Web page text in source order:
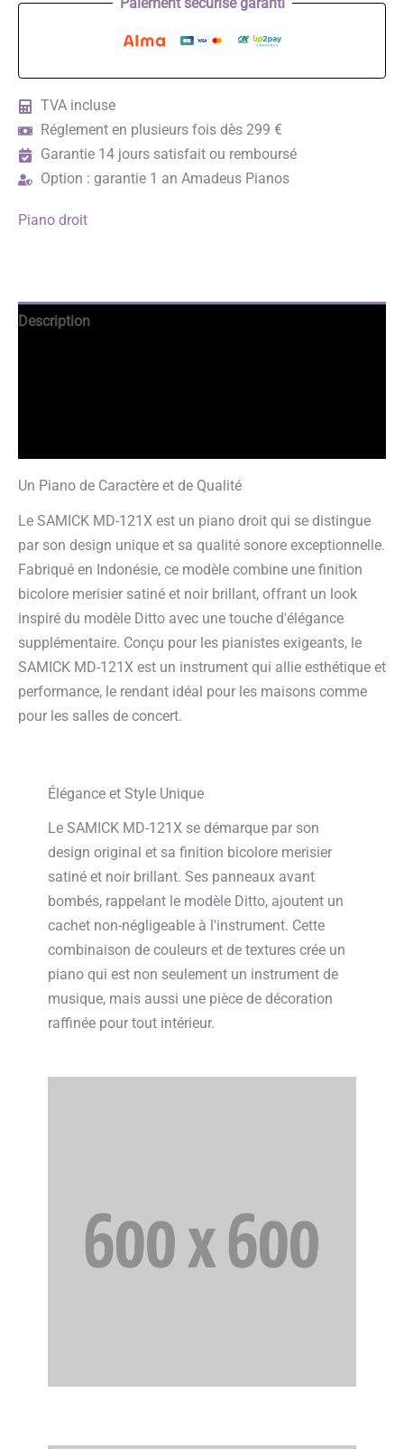
TVA incluse
Réglement en plusieurs fois dès 299 €
Garantie 14 jours satisfait ou remboursé
Option : garantie 1 an Amadeus Pianos
Piano droit
Description
Un Piano de Caractère et de Qualité
Le SAMICK MD-121X est un piano droit qui se distingue
par son design unique et sa qualité sonore exceptionnelle.
Fabriqué en Indonésie, ce modèle combine une finition
bicolore merisier satiné et noir brillant, offrant un look
inspiré du modèle Ditto avec une touche d'élégance
supplémentaire. Conçu pour les pianistes exigeants, le
SAMICK MD-121X est un instrument qui allie esthétique et
performance, le rendant idéal pour les maisons comme
pour les salles de concert.
Élégance et Style Unique
Le SAMICK MD-121X se démarque par son
design original et sa finition bicolore merisier
satiné et noir brillant. Ses panneaux avant
bombés, rappelant le modèle Ditto, ajoutent un
cachet non-négligeable à l'instrument. Cette
combinaison de couleurs et de textures crée un
piano qui est non seulement un instrument de
musique, mais aussi une pièce de décoration
raffinée pour tout intérieur.